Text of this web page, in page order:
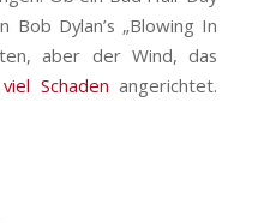
Bob Dylan’s „Blowing In
aber der Wind, das
viel Schaden angerichtet.